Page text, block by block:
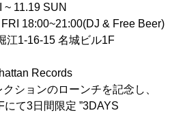
~ 11.19 SUN
18:00~21:00(DJ & Free Beer)
江1-16-15 名城ビル1F
Records
ションのローンチを記念し、
て3日間限定 ”3DAYS